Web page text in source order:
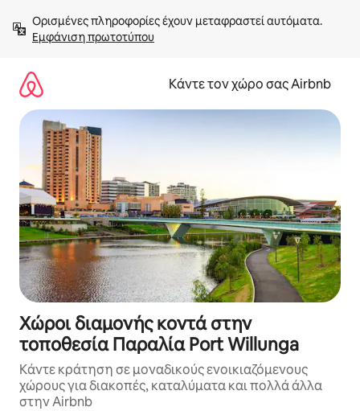
στο
περιεχόμενοΕμφάνιση πρωτοτύπου
Κάντε τον χώρο σας Airbnb
Χώροι διαμονής κοντά στην
τοποθεσία Παραλία Port Willunga
Κάντε κράτηση σε μοναδικούς ενοικιαζόμενους
χώρους για διακοπές, καταλύματα και πολλά άλλα
στην Airbnb